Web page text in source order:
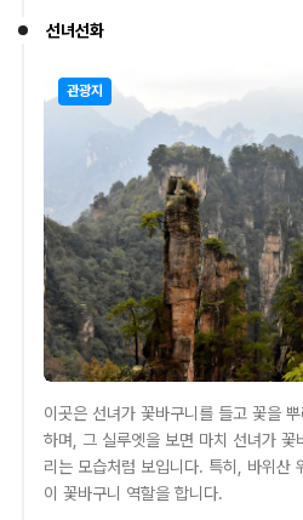
선녀선화
관광지
이곳은 선녀가 꽃바구니를 들고 꽃을
하며, 그 실루엣을 보면 마치 선녀가 꽃
리는 모습처럼 보입니다. 특히, 바위산
이 꽃바구니 역할을 합니다.